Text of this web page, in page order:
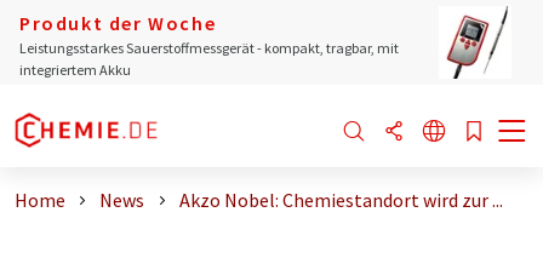
Produkt der Woche
Leistungsstarkes Sauerstoffmessgerät - kompakt, tragbar, mit
integriertem Akku
Home News Akzo Nobel: Chemiestandort wird zur ...